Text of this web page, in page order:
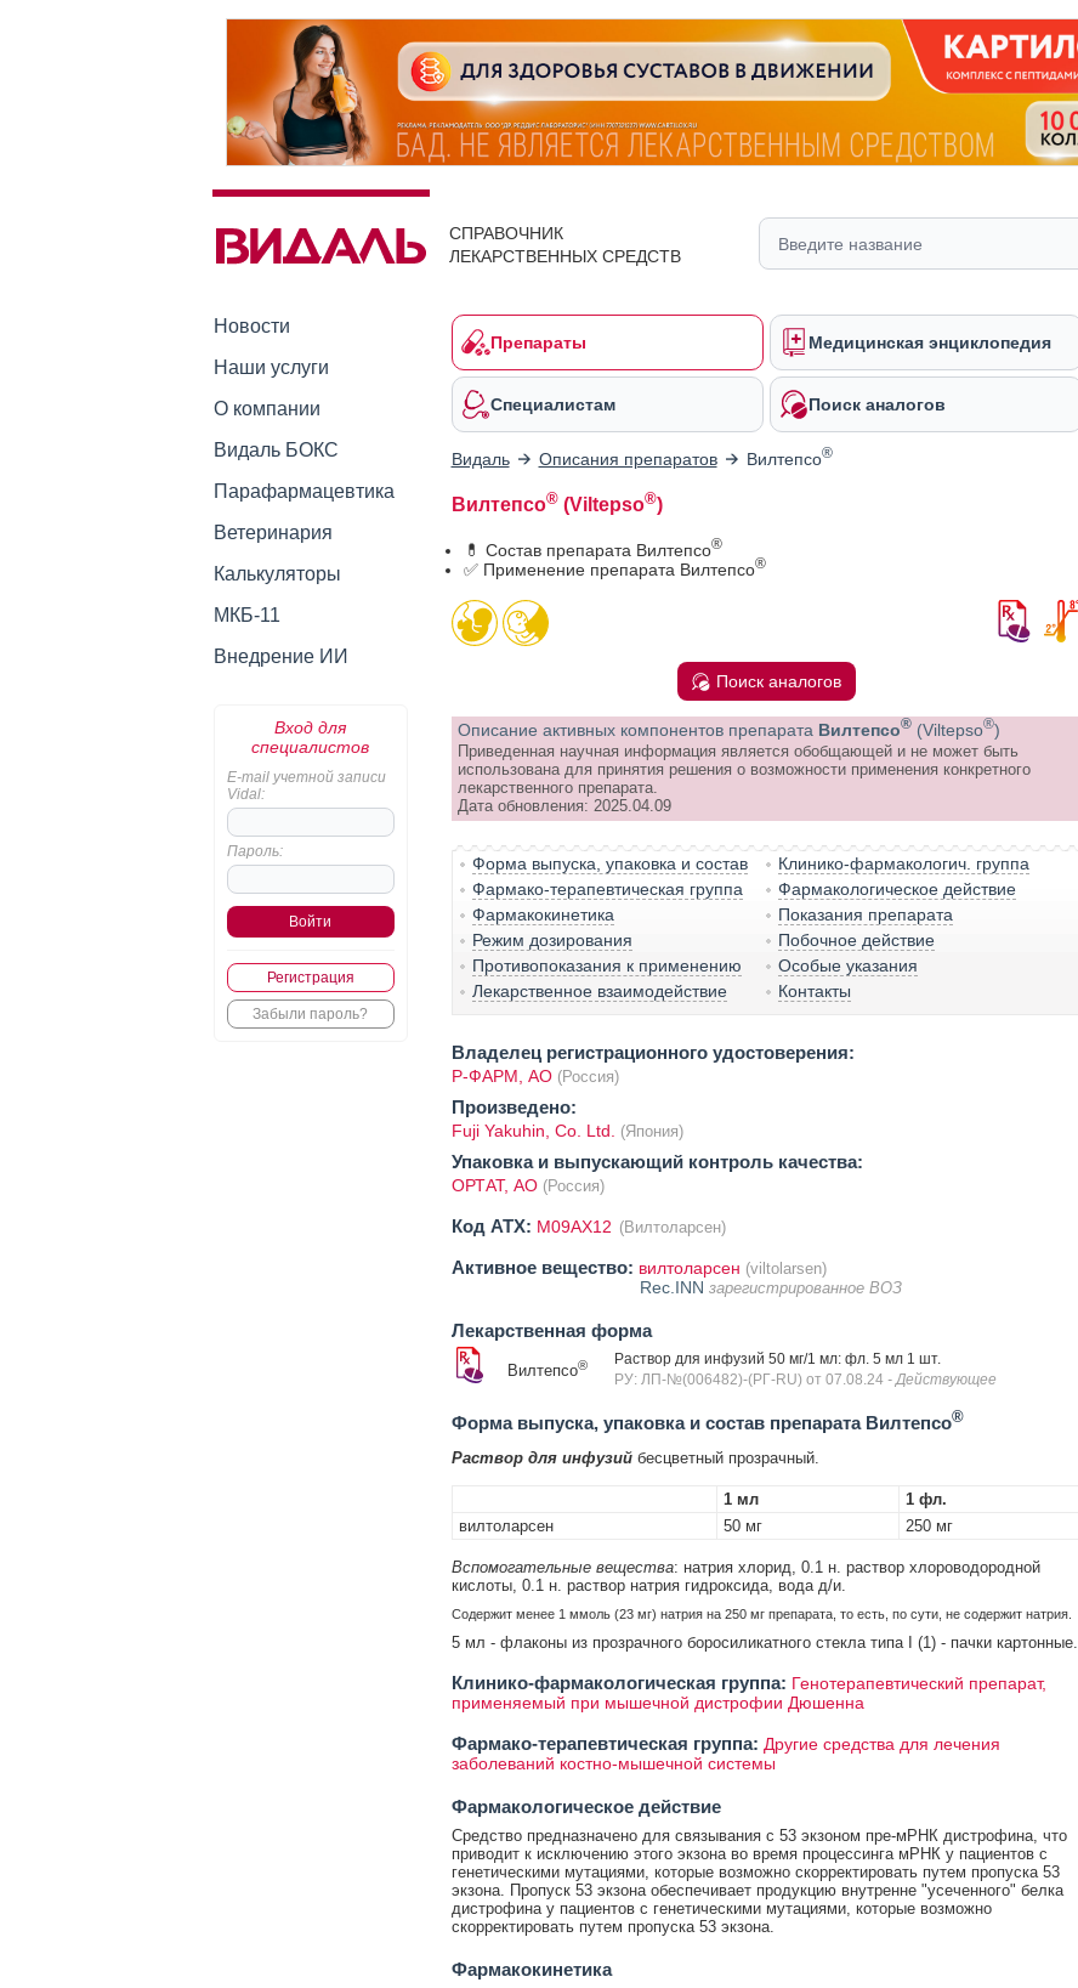
СПРАВОЧНИК
ЛЕКАРСТВЕННЫХ СРЕДСТВ
Новости
Наши услуги
О компании
Видаль БОКС
Парафармацевтика
Ветеринария
Калькуляторы
МКБ-11
Внедрение ИИ
Вход для
специалистов
E-mail учетной записи
Vidal:
Пароль:
Регистрация
Забыли пароль?
Препараты Медицинская энциклопедия
Специалистам Поиск аналогов
Видаль Описания препаратов Вилтепсо®
Вилтепсо®(Viltepso®)
💊 Состав препарата Вилтепсо®
✅ Применение препарата Вилтепсо®
Поиск аналогов
Описание активных компонентов препарата Вилтепсо® (Viltepso®)
Приведенная научная информация является обобщающей и не может быть
использована для принятия решения о возможности применения конкретного
лекарственного препарата.
Дата обновления: 2025.04.09
Форма выпуска, упаковка и состав
Клинико-фармакологич. группа
Фармако-терапевтическая группа
Фармакологическое действие
Фармакокинетика
Показания препарата
Режим дозирования
Побочное действие
Противопоказания к применению
Особые указания
Лекарственное взаимодействие
Контакты
Владелец регистрационного удостоверения:
Р-ФАРМ, АО (Россия)
Произведено:
Fuji Yakuhin, Co. Ltd. (Япония)
Упаковка и выпускающий контроль качества:
ОРТАТ, АО (Россия)
Код ATX: M09AX12 (Вилтоларсен)
Активное вещество: вилтоларсен (viltolarsen)
Rec.INN зарегистрированное ВОЗ
Лекарственная форма
Вилтепсо®
Раствор для инфузий 50 мг/1 мл: фл. 5 мл 1 шт.
РУ: ЛП-№(006482)-(РГ-RU) от 07.08.24 - Действующее
Форма выпуска, упаковка и состав препарата Вилтепсо®
Раствор для инфузийбесцветный прозрачный.
1 мл
1 фл.
вилтоларсен
50 мг 250 мг
Вспомогательные вещества: натрия хлорид, 0.1 н. раствор хлороводородной
кислоты, 0.1 н. раствор натрия гидроксида, вода д/и.
Содержит менее 1 ммоль (23 мг) натрия на 250 мг препарата, то есть, по сути, не содержит натрия.
5 мл - флаконы из прозрачного боросиликатного стекла типа I (1) - пачки картонные.
Клинико-фармакологическая группа: Генотерапевтический препарат,
применяемый при мышечной дистрофии Дюшенна
Фармако-терапевтическая группа: Другие средства для лечения
заболеваний костно-мышечной системы
Фармакологическое действие
Средство предназначено для связывания с 53 экзоном пре-мРНК дистрофина, что
приводит к исключению этого экзона во время процессинга мРНК у пациентов с
генетическими мутациями, которые возможно скорректировать путем пропуска 53
экзона. Пропуск 53 экзона обеспечивает продукцию внутренне "усеченного" белка
дистрофина у пациентов с генетическими мутациями, которые возможно
скорректировать путем пропуска 53 экзона.
Фармакокинетика